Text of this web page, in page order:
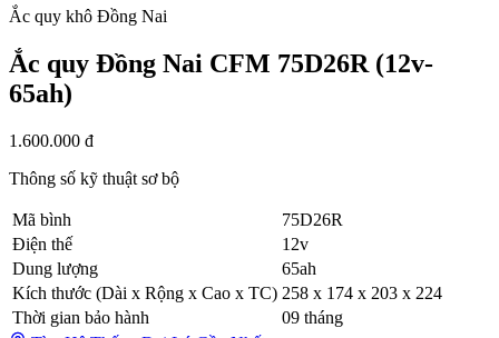
Ắc quy khô Đồng Nai
Ắc quy Đồng Nai CFM 75D26R (12v-
65ah)
1.600.000 đ
Thông số kỹ thuật sơ bộ
Mã bình
75D26R
Điện thế
12v
Dung lượng
65ah
Kích thước (Dài x Rộng x Cao x TC) 258 x 174 x 203 x 224
Thời gian bảo hành
09 tháng